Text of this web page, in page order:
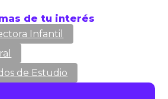
de tu interés
Infantil
de Estudio